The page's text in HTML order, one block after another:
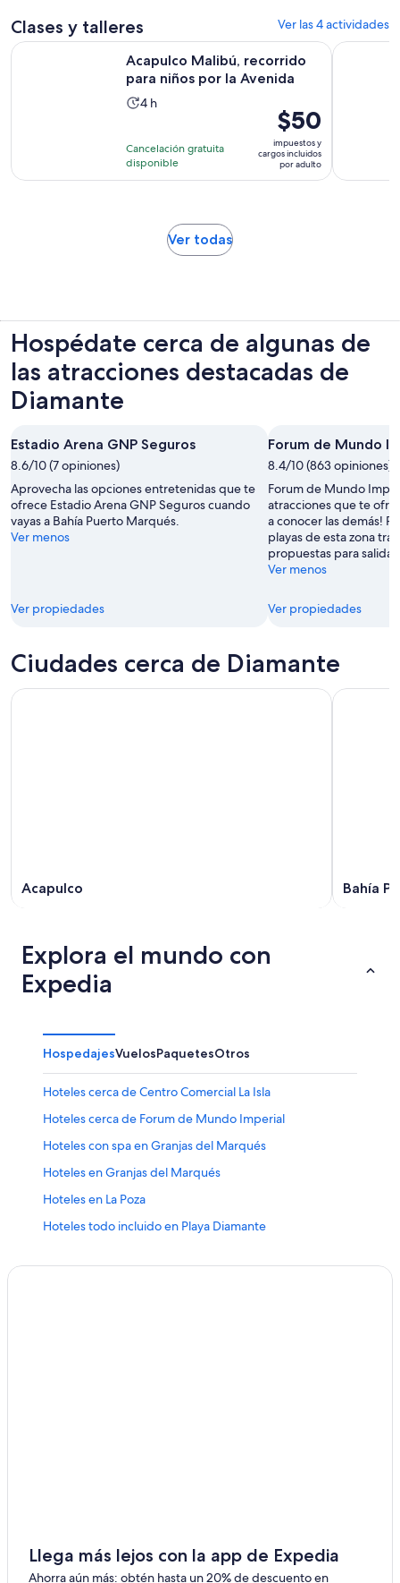
Clases y talleres Ver las 4 actividades
Acapulco Malibú, recorrido
para niños por la Avenida
La
dura
4
horas
4 h
Cancelación gratuita
disponible
El
precio
es
de
$50
impuestos y
cargos incluidos
por adulto
Acapulco Malibú, recorrido para niños por la Avenida Se
Clases
Ver todasSe
Hospédate cerca de algunas de
las atracciones destacadas de
Diamante
Estadio Arena GNP Seguros
8.6/10 (7 opiniones)
Aprovecha las opciones entretenidas que te
ofrece Estadio Arena GNP Seguros cuando
vayas a Bahía Puerto Marqués.
Ver menos
Ver propiedades
Forum de Mundo
8.4/10 (863 opiniones)
Forum de Mundo
atracciones que te
a conocer las demás!
playas de esta zona
propuestas para
Ver menos
Ver propiedades
Ciudades cerca de Diamante
Acapulco Bahía
Explora el mundo con
Expedia
HospedajesVuelosPaquetesOtros
Hoteles cerca de Centro Comercial La Isla
Hoteles cerca de Forum de Mundo Imperial
Hoteles con spa en Granjas del Marqués
Hoteles en Granjas del Marqués
Hoteles en La Poza
Hoteles todo incluido en Playa Diamante
Llega más lejos con la app de Expedia
Ahorra aún más: obtén hasta un 20% de descuento en